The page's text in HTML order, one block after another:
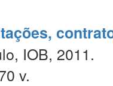
IOB, 2011.
v.